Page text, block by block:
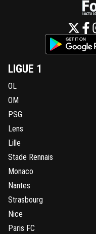
LIGUE 1
OL
OM
PSG
Lens
Lille
Stade Rennais
Monaco
Nantes
Strasbourg
Nice
Paris FC